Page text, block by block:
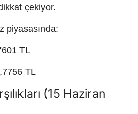
çekiyor.
piyasasında:
TL
TL
(15 Haziran